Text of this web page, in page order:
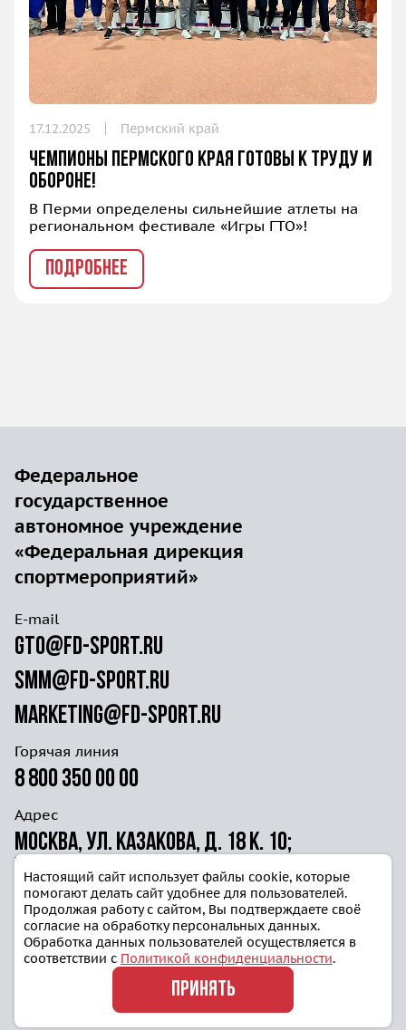
17.12.2025 Пермский край
Чемпионы Пермского края готовы к труду и
обороне!
В Перми определены сильнейшие атлеты на
региональном фестивале «Игры ГТО»!
ПОДРОБНЕЕ
Федеральное
государственное
автономное учреждение
«Федеральная дирекция
спортмероприятий»
E-mail
gto@fd-sport.ru
smm@fd-sport.ru
marketing@fd-sport.ru
Горячая линия
8 800 350 00 00
Адрес
Москва, ул. Казакова, д. 18 к. 10;
ул. Волочаевская д. 40г ст. 4
© 2025, Готов к труду и обороне
Политика конфиденциальности
Настоящий сайт использует файлы cookie, которые
помогают делать сайт удобнее для пользователей.
Продолжая работу с сайтом, Вы подтверждаете своё
согласие на обработку персональных данных.
Обработка данных пользователей осуществляется в
соответствии с Политикой конфиденциальности.
ПРИНЯТЬ